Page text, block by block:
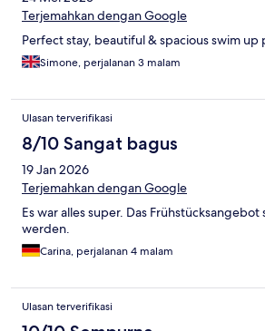
Terjemahkan dengan Google
Perfect stay, beautiful & spacious swim up
Simone, perjalanan 3 malam
Ulasan terverifikasi
8/10 Sangat bagus
19 Jan 2026
Terjemahkan dengan Google
Es war alles super. Das
werden.
Carina, perjalanan 4 malam
Ulasan terverifikasi